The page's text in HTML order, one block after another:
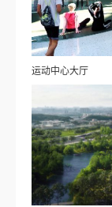
运动中心大厅